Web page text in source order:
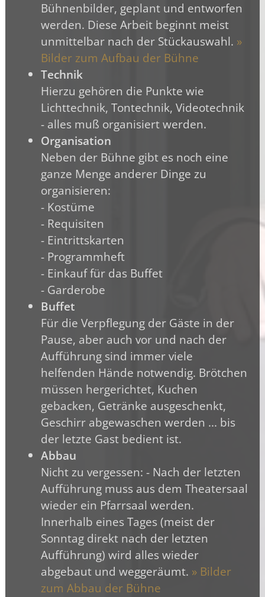
Bühnenbilder, geplant und entworfen
werden. Diese Arbeit beginnt meist
unmittelbar nach der Stückauswahl. »
Bilder zum Aufbau der Bühne
Technik
Hierzu gehören die Punkte wie
Lichttechnik, Tontechnik, Videotechnik
- alles muß organisiert werden.
Organisation
Neben der Bühne gibt es noch eine
ganze Menge anderer Dinge zu
organisieren:
- Kostüme
- Requisiten
- Eintrittskarten
- Programmheft
- Einkauf für das Buffet
- Garderobe
Buffet
Für die Verpflegung der Gäste in der
Pause, aber auch vor und nach der
Aufführung sind immer viele
helfenden Hände notwendig. Brötchen
müssen hergerichtet, Kuchen
gebacken, Getränke ausgeschenkt,
Geschirr abgewaschen werden ... bis
der letzte Gast bedient ist.
Abbau
Nicht zu vergessen: - Nach der letzten
Aufführung muss aus dem Theatersaal
wieder ein Pfarrsaal werden.
Innerhalb eines Tages (meist der
Sonntag direkt nach der letzten
Aufführung) wird alles wieder
abgebaut und weggeräumt. » Bilder
zum Abbau der Bühne